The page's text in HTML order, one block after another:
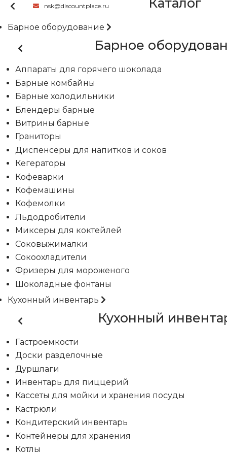
nsk@discountplace.ru Каталог
Барное оборудование
Барное
Аппараты для горячего шоколада
Барные комбайны
Барные холодильники
Блендеры барные
Витрины барные
Граниторы
Диспенсеры для напитков и соков
Кегераторы
Кофеварки
Кофемашины
Кофемолки
Льдодробители
Миксеры для коктейлей
Соковыжималки
Сокоохладители
Фризеры для мороженого
Шоколадные фонтаны
Кухонный инвентарь
Кухонный
Гастроемкости
Доски разделочные
Дуршлаги
Инвентарь для пиццерий
Кассеты для мойки и хранения посуды
Кастрюли
Кондитерский инвентарь
Контейнеры для хранения
Котлы